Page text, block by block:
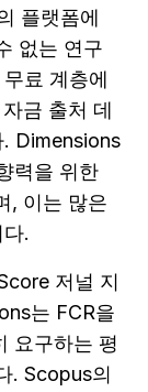
플랫폼에
없는 연구
료 계층에
금 출처 데
Dimensions
력을 위한
, 이는 많은
.
저널 지
는 FCR을
요구하는 평
. Scopus의